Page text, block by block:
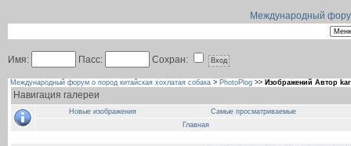
Международный
Имя: Пасс: Сохран:
Международный форум о пород китайская хохлатая собака > PhotoPlog >> Изображений Автор
Навигация галереи
Новые изображения
Самые просматриваемые
Главная